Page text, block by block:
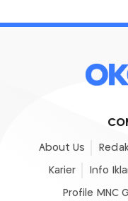
About Us
Karier Info
Profile MNC